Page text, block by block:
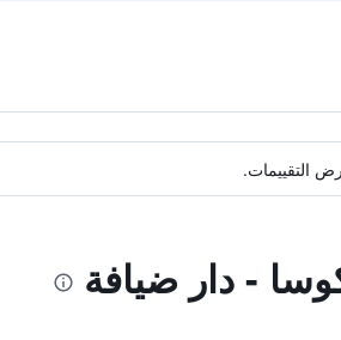
التقييمات.
- دار ضيافة